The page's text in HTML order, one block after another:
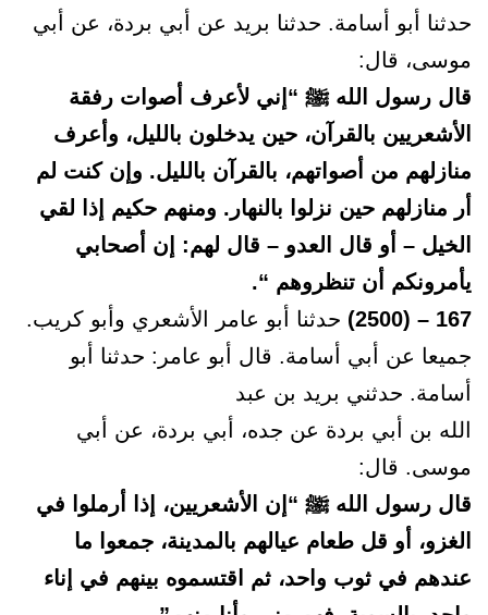
حدثنا أبو أسامة. حدثنا بريد عن أبي بردة، عن أبي
موسى، قال:
قال رسول الله ﷺ “إني لأعرف أصوات رفقة
الأشعريين بالقرآن، حين يدخلون بالليل، وأعرف
منازلهم من أصواتهم، بالقرآن بالليل. وإن كنت لم
أر منازلهم حين نزلوا بالنهار. ومنهم حكيم إذا لقي
الخيل – أو قال العدو – قال لهم: إن أصحابي
يأمرونكم أن تنظروهم “.
167 – (2500)
حدثنا أبو عامر الأشعري وأبو كريب.
جميعا عن أبي أسامة. قال أبو عامر: حدثنا أبو
أسامة. حدثني بريد بن عبد
الله بن أبي بردة عن جده، أبي بردة، عن أبي
موسى. قال:
قال رسول الله ﷺ “إن الأشعريين، إذا أرملوا في
الغزو، أو قل طعام عيالهم بالمدينة، جمعوا ما
عندهم في ثوب واحد، ثم اقتسموه بينهم في إناء